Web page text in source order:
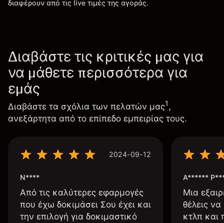
διαφέρουν από τις live τιμές της αγοράς.
Διαβάστε τις κριτικές μας για
να μάθετε περισσότερα για
εμάς
Διαβάστε τα σχόλια των πελατών μας1,
ανεξάρτητα από το επίπεδο εμπειρίας τους.
2024-09-12
N****
Από τις καλύτερες εφαρμογές
που έχω δοκιμάσει Σου έχει και
την επιλογή για δοκιμαστικό
A******
Μια
θέλεις
κτλπ και